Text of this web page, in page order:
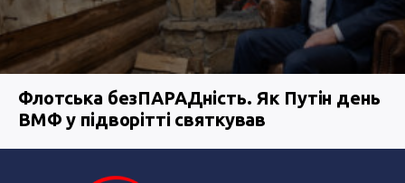
Флотська безПАРАДність. Як Путін день
ВМФ у підворітті святкував